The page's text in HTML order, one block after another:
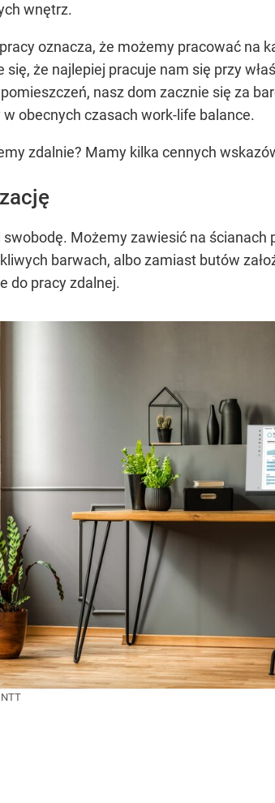
wnętrz.
oznacza, że możemy pracować na
że najlepiej pracuje nam się przy
nasz dom zacznie się za
obecnych czasach work-life balance.
zdalnie? Mamy kilka cennych
Możemy zawiesić na
barwach, albo zamiast butów
do pracy zdalnej.
NTT